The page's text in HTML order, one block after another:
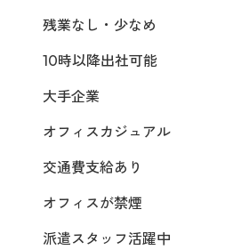
残業なし・少なめ
10時以降出社可能
大手企業
オフィスカジュアル
交通費支給あり
オフィスが禁煙
派遣スタッフ活躍中